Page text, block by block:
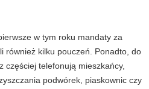
w tym roku mandaty za
również kilku pouczeń. Ponadto, do
częściej telefonują mieszkańcy,
podwórek, piaskownic czy